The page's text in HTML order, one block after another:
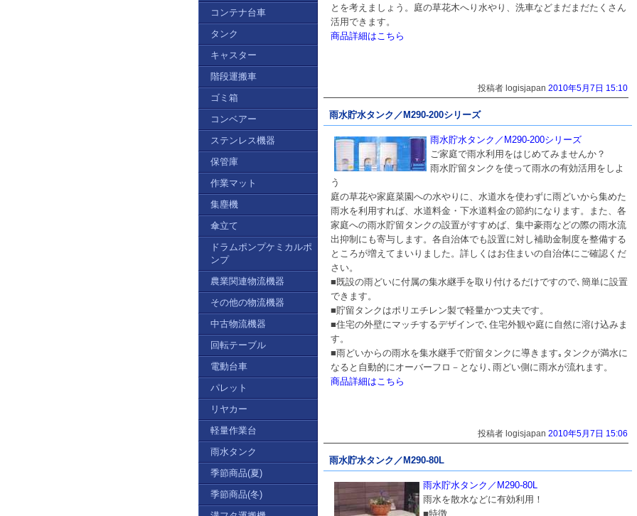
とを考えましょう。庭の草花木へり水やり、洗車などまだまだたくさん
活用できます。
商品詳細はこちら
投稿者 logisjapan 2010年5月7日 15:10
雨水貯水タンク／M290-200シリーズ
雨水貯水タンク／M290-200シリーズ
ご家庭で雨水利用をはじめてみませんか？
雨水貯留タンクを使って雨水の有効活用をしよ
う
庭の草花や家庭菜園への水やりに、水道水を使わずに雨どいから集めた
雨水を利用すれば、水道料金・下水道料金の節約になります。また、各
家庭への雨水貯留タンクの設置がすすめば、集中豪雨などの際の雨水流
出抑制にも寄与します。各自治体でも設置に対し補助金制度を整備する
ところが増えてまいりました。詳しくはお住まいの自治体にご確認くだ
さい。
■既設の雨どいに付属の集水継手を取り付けるだけですので､簡単に設置
できます。
■貯留タンクはポリエチレン製で軽量かつ丈夫です。
■住宅の外壁にマッチするデザインで､住宅外観や庭に自然に溶け込みま
す。
■雨どいからの雨水を集水継手で貯留タンクに導きます｡タンクが満水に
なると自動的にオーバーフロ－となり､雨どい側に雨水が流れます。
商品詳細はこちら
投稿者 logisjapan 2010年5月7日 15:06
雨水貯水タンク／M290-80L
雨水貯水タンク／M290-80L
雨水を散水などに有効利用！
■特徴
コンテナ台車
タンク
キャスター
階段運搬車
ゴミ箱
コンベアー
ステンレス機器
保管庫
作業マット
集塵機
傘立て
ドラムポンプケミカルポ
ンプ
農業関連物流機器
その他の物流機器
中古物流機器
回転テーブル
電動台車
パレット
リヤカー
軽量作業台
雨水タンク
季節商品(夏)
季節商品(冬)